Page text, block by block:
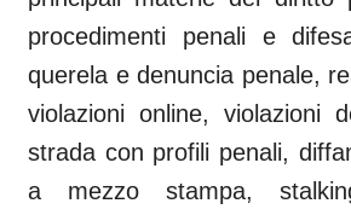
procedimenti penali e
querela e denuncia penale,
violazioni online, violazioni
strada con profili penali,
a mezzo stampa,